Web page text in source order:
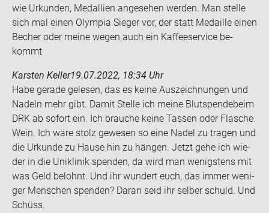
wie Ur­kun­den, Medal­li­en an­ge­se­hen wer­den. Man stel­le
sich mal einen Olym­pia Sie­ger vor, der statt Me­dail­le einen
Be­cher oder meine wegen auch ein Kaf­fee­ser­vice be­
kommt
Karsten Keller19.07.2022, 18:34 Uhr
Habe ge­ra­de ge­le­sen, das es keine Aus­zeich­nun­gen und
Na­deln mehr gibt. Damit Stel­le ich meine Blut­spen­de­beim
DRK ab so­fort ein. Ich brau­che keine Tas­sen oder Fla­sche
Wein. Ich wäre stolz ge­we­sen so eine Nadel zu tra­gen und
die Ur­kun­de zu Hause hin zu hän­gen. Jetzt gehe ich wie­
der in die Uni­kli­nik spen­den, da wird man we­nigs­tens mit
was Geld be­lohnt. Und ihr wun­dert euch, das immer we­ni­
ger Men­schen spen­den? Daran seid ihr sel­ber schuld. Und
Schüss.